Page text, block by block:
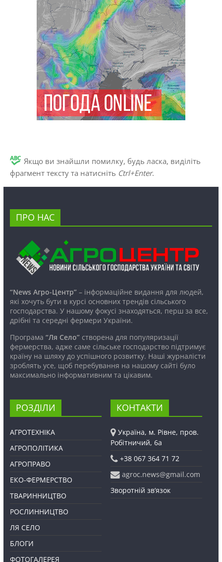
Якщо ви знайшли помилку, будь ласка, виділіть
фрагмент тексту та натисніть Ctrl+Enter.
ПРО НАС
“News Агро-Центр”– інформаційне видання для людей,
які хочуть бути в курсі основних трендів сільського
господарства. У нашому фокусі знаходяться, перш за все,
дрібні та середні фермери України.
Програма “Ля Село”створена для популяризації
фермерства, адже саме сільське господарство підтримує
країну на шляху до успішного розвитку. Наші журналісти
зроблять усе, щоб перебування на нашому сайті було
максимально інформативним та цікавим.
РОЗДІЛИ
АГРОТЕХНІКА
АГРОПОЛІТИКА
АГРОПРАВО
ЕКО-ФЕРМЕРСТВО
ТВАРИННИЦТВО
РОСЛИННИЦТВО
ЛЯ СЕЛО
БЛОГИ
ФОТОГАЛЕРЕЯ
КОНТАКТИ
Україна, м. Рівне, пров.
Робітничий, 6а
+38 067 364 71 72
agroc.news@gmail.com
Зворотній зв’язок